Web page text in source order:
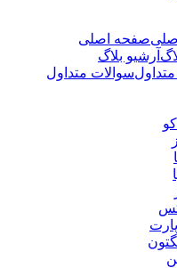
صفحه اصلی
آرشیو بلاگ
سوالات متداول